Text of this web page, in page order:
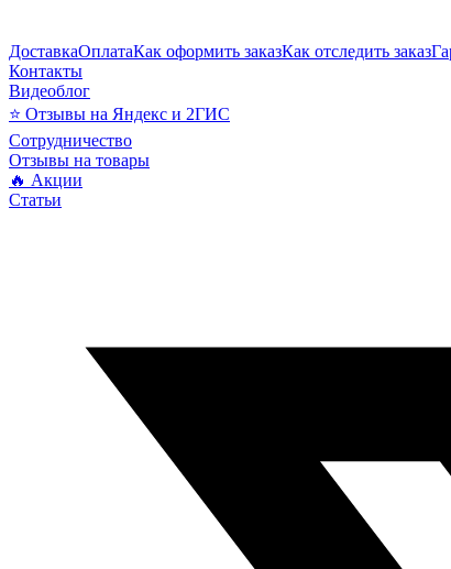
ДоставкаОплатаКак оформить заказКак отследить заказ
Контакты
Видеоблог
⭐ Отзывы на Яндекс и 2ГИС
Сотрудничество
Отзывы на товары
🔥 Акции
Статьи